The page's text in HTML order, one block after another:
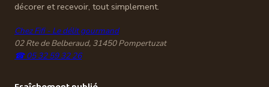
décorer et recevoir, tout simplement.
Chez Fifi - Le délit gourmand
02 Rte de Belberaud, 31450 Pompertuzat
☎ 05 32 59 32 26